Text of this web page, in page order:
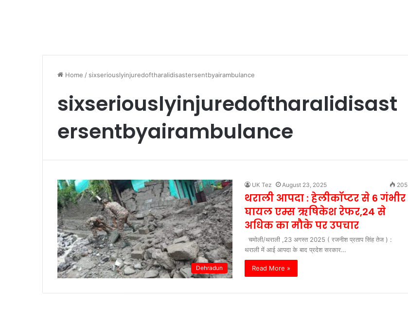
Home / sixseriouslyinjuredoftharalidisastersentbyairambulance
sixseriouslyinjuredoftharalidisast
ersentbyairambulance
Dehradun
UK Tez August 23, 2025 205
थराली आपदा : हेलीकॉप्टर से 6 गंभीर
घायल एम्स ऋषिकेश रेफर,24 से
अधिक का मौके पर उपचार
चमोली/थराली ,23 अगस्त 2025 ( रजनीश प्रताप सिंह तेज ) :
थराली में आई आपदा के बाद प्रदेश सरकार…
Read More »